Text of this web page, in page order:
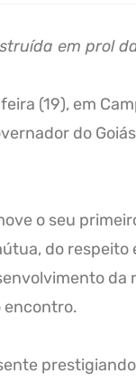
em prol
(19), em
do
o seu
do respeito
da
encontro.